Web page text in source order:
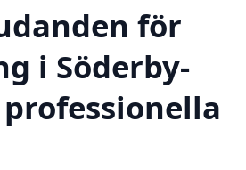
för
i Söderby-